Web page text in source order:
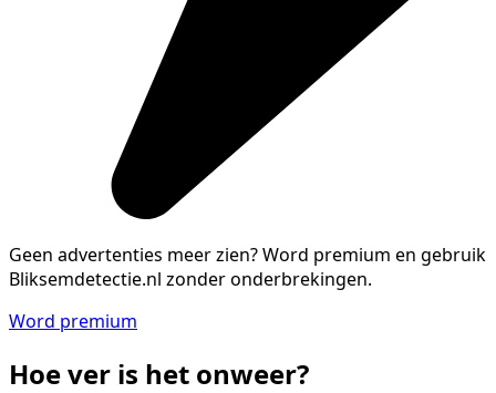
Geen advertenties meer zien?Word premium en gebruik
Bliksemdetectie.nl zonder onderbrekingen.
Word premium
Hoe ver is het onweer?